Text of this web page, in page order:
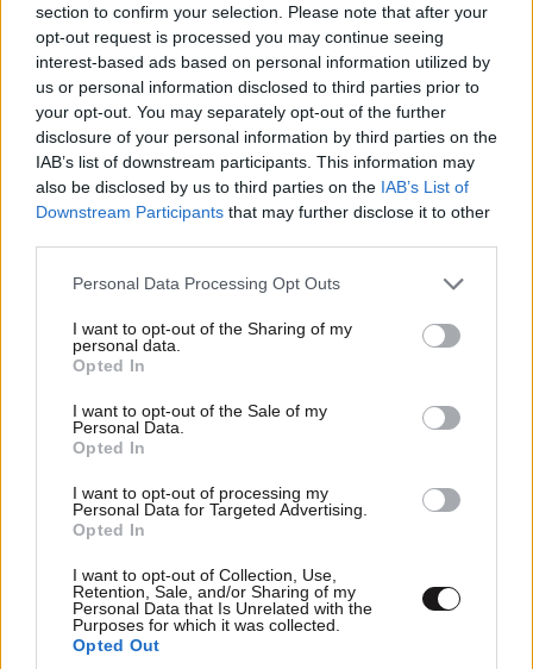
section to confirm your selection. Please note that after your
opt-out request is processed you may continue seeing
interest-based ads based on personal information utilized by
us or personal information disclosed to third parties prior to
your opt-out. You may separately opt-out of the further
disclosure of your personal information by third parties on the
IAB’s list of downstream participants. This information may
also be disclosed by us to third parties on the IAB’s List of
Downstream Participants that may further disclose it to other
Please note that this website/app uses one or more Google
not limited to your visit or usage behaviour. You may click to
grant or deny consent to Google and its third-party tags to
use your data for below specified purposes in below Google
consent section.
Personal Data Processing Opt Outs
I want to opt-out of the Sharing of my
personal data.
Opted In
I want to opt-out of the Sale of my
Personal Data.
Opted In
I want to opt-out of processing my
Personal Data for Targeted Advertising.
Opted In
I want to opt-out of Collection, Use,
Retention, Sale, and/or Sharing of my
Personal Data that Is Unrelated with the
Purposes for which it was collected.
Opted Out
Θεσσαλονίκη: Αλλάζουν εκτάκτως τα
δρομολόγια του Μετρό σήμερα και αύριο
Ακολουθήστε το NEWSBEAST στο Google News